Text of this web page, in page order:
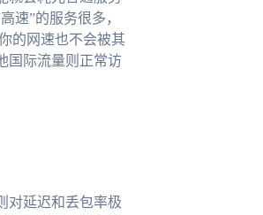
速”的服务很多，
的网速也不会被其
国际流量则正常访
对延迟和丢包率极